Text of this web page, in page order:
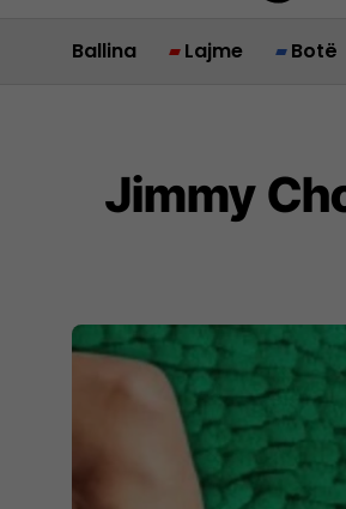
Ballina Lajme Botë
Jimmy